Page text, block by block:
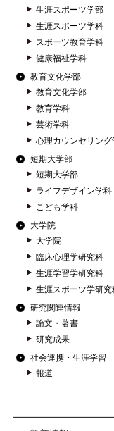
生涯スポーツ学部
生涯スポーツ学科
スポーツ教育学科
健康福祉学科
教育文化学部
教育文化学部
教育学科
芸術学科
心理カウンセリング
短期大学部
短期大学部
ライフデザイン学科
こども学科
大学院
大学院
臨床心理学研究科
生涯学習学研究科
生涯スポーツ学研究
研究関連情報
論文・著書
研究成果
社会連携・生涯学習
報道